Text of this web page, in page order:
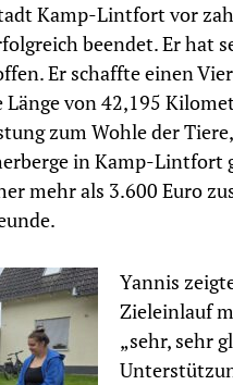
Kamp-Lintfort vor
beendet. Er hat
Er schaffte einen
von 42,195
zum Wohle der
in Kamp-Lintfort
mehr als 3.600 Euro
Yannis
Zieleinlauf
„sehr, sehr